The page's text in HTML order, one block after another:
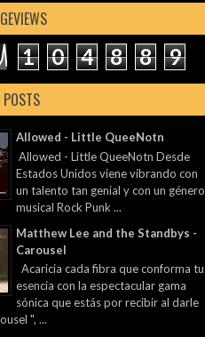
1 0 4 8 8 9
Allowed - Little QueeNotn
Allowed - Little QueeNotn Desde
Estados Unidos viene vibrando con
un talento tan genial y con un género
musical Rock Punk ...
Matthew Lee and the Standbys -
Carousel
Acaricia cada fibra que conforma tu
esencia con la espectacular gama
sónica que estás por recibir al darle
", ...